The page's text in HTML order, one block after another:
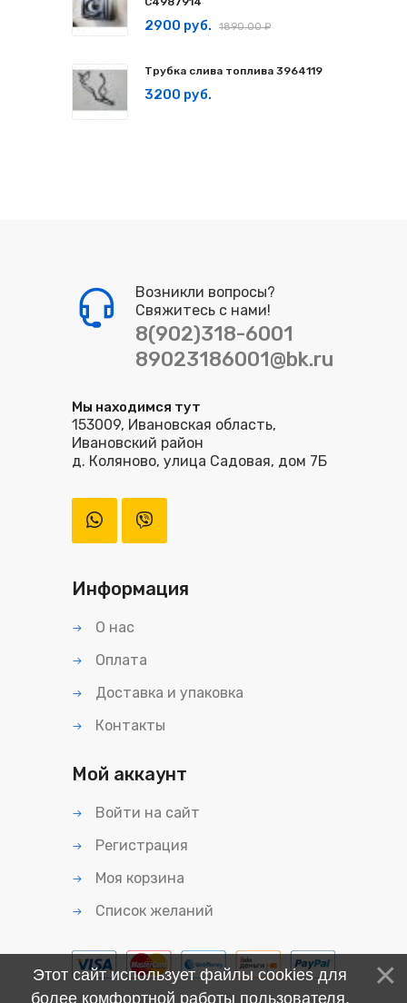
2900 руб. 1890.00 ₽
Трубка слива топлива 3964119
3200 руб.
Возникли вопросы?
Свяжитесь с нами!
8(902)318-6001
89023186001@bk.ru
Мы находимся тут
153009, Ивановская область,
Ивановский район
д. Коляново, улица Садовая, дом 7Б
Информация
О нас
Оплата
Доставка и упаковка
Контакты
Мой аккаунт
Войти на сайт
Регистрация
Моя корзина
Список желаний
Этот сайт использует файлы cookies для
более комфортной работы пользователя.